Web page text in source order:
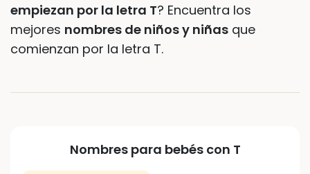
empiezan por la letra T? Encuentra los
mejores nombres de niños y niñas que
comienzan por la letra T.
Nombres para bebés con T